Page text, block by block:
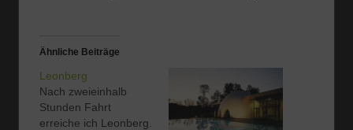
Ähnliche Beiträge
Leonberg
Nach zweieinhalb
Stunden Fahrt
erreiche ich Leonberg.